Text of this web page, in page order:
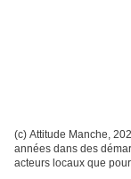
(c) Attitude Manche,
années dans des
acteurs locaux que